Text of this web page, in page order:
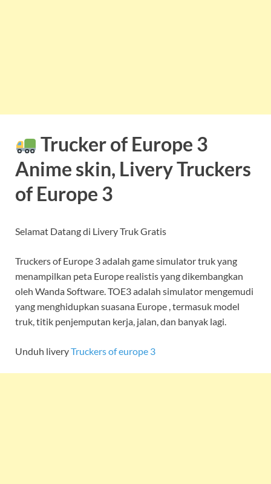
Trucker of Europe 3
Anime skin, Livery Truckers
of Europe 3
Selamat Datang di Livery Truk Gratis
Truckers of Europe 3 adalah game simulator truk yang
menampilkan peta Europe realistis yang dikembangkan
oleh Wanda Software. TOE3 adalah simulator mengemudi
yang menghidupkan suasana Europe , termasuk model
truk, titik penjemputan kerja, jalan, dan banyak lagi.
Unduh liveryTruckers of europe 3